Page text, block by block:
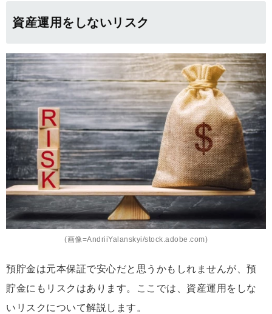
資産運用をしないリスク
(画像=AndriiYalanskyi/stock.adobe.com)
預貯金は元本保証で安心だと思うかもしれませんが、預
貯金にもリスクはあります。ここでは、資産運用をしな
いリスクについて解説します。